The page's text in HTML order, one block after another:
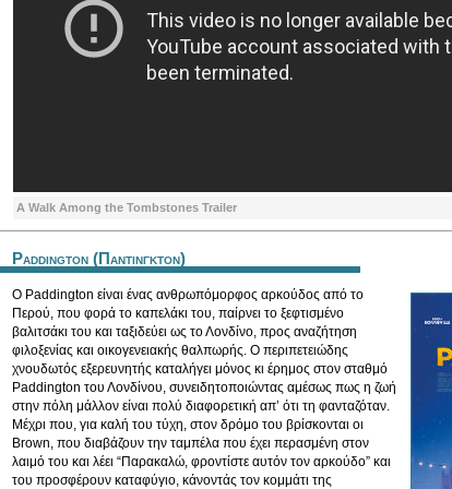
A Walk Among the Tombstones Trailer
Paddington (Παντινγκτον)
O Paddington είναι ένας ανθρωπόμορφος αρκούδος από το
Περού, που φορά το καπελάκι του, παίρνει το ξεφτισμένο
βαλιτσάκι του και ταξιδεύει ως το Λονδίνο, προς αναζήτηση
φιλοξενίας και οικογενειακής θαλπωρής. Ο περιπετειώδης
χνουδωτός εξερευνητής καταλήγει μόνος κι έρημος στον σταθμό
Paddington του Λονδίνου, συνειδητοποιώντας αμέσως πως η ζωή
στην πόλη μάλλον είναι πολύ διαφορετική απ’ ότι τη φανταζόταν.
Μέχρι που, για καλή του τύχη, στον δρόμο του βρίσκονται οι
Brown, που διαβάζουν την ταμπέλα που έχει περασμένη στον
λαιμό του και λέει “Παρακαλώ, φροντίστε αυτόν τον αρκούδο” και
του προσφέρουν καταφύγιο, κάνοντάς τον κομμάτι της